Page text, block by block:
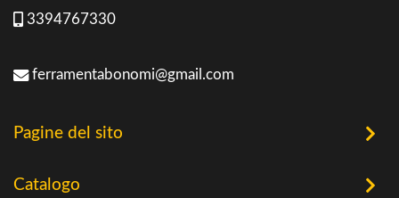
3394767330
ferramentabonomi@gmail.com
Pagine del sito
Home
Catalogo